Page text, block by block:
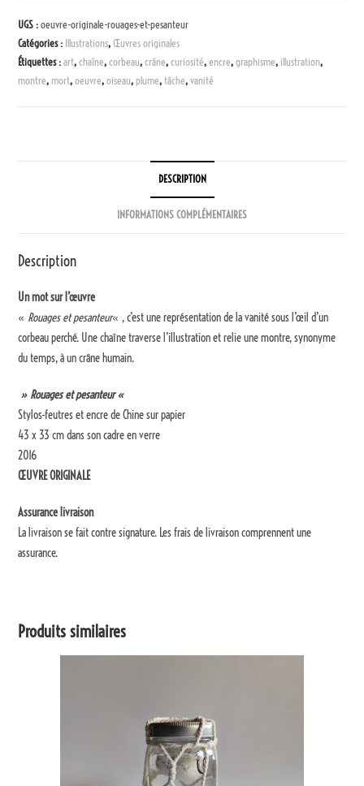
UGS :oeuvre-originale-rouages-et-pesanteur
Catégories : Illustrations,Œuvres originales
Étiquettes :art,chaîne,corbeau,crâne,curiosité,encre,graphisme, illustration,
montre, mort,oeuvre,oiseau,plume,tâche,vanité
DESCRIPTION
INFORMATIONS COMPLÉMENTAIRES
Description
Un mot sur l’œuvre
« Rouages et pesanteur« , c’est une représentation de la vanité sous l’œil d’un
corbeau perché. Une chaîne traverse l’illustration et relie une montre, synonyme
du temps, à un crâne humain.
» Rouages et pesanteur «
Stylos-feutres et encre de Chine sur papier
43 x 33 cm dans son cadre en verre
2016
ŒUVRE ORIGINALE
Assurance livraison
La livraison se fait contre signature. Les frais de livraison comprennent une
assurance.
Produits similaires